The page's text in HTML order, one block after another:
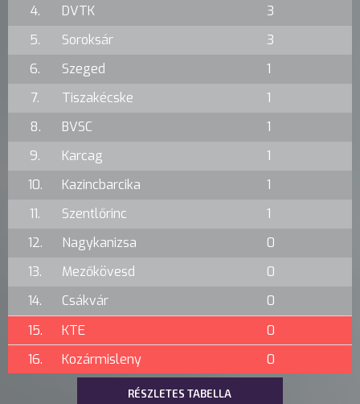
4.
DVTK
3
5.
Soroksár
3
6.
Szeged
1
7.
Tiszakécske
1
8.
BVSC
1
9.
Karcag
1
10.
Kazincbarcika
1
11.
Szentlőrinc
1
12.
Nagykanizsa
0
13.
Mezőkövesd
0
14.
Csákvár
0
15.
KTE
0
16.
Kozármisleny 0
RÉSZLETES TABELLA